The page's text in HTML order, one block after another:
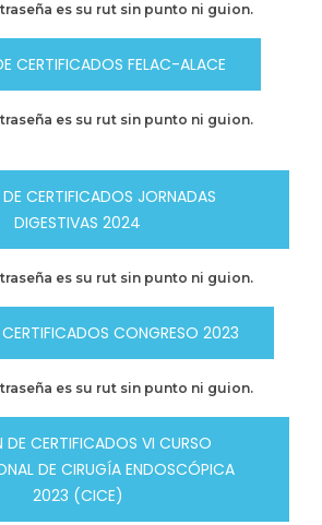
es su rut sin punto ni guion.
CERTIFICADOS FELAC-ALACE
es su rut sin punto ni guion.
CERTIFICADOS JORNADAS
DIGESTIVAS 2024
es su rut sin punto ni guion.
CONGRESO 2023
es su rut sin punto ni guion.
DE CERTIFICADOS VI CURSO
DE CIRUGÍA ENDOSCÓPICA
2023 (CICE)